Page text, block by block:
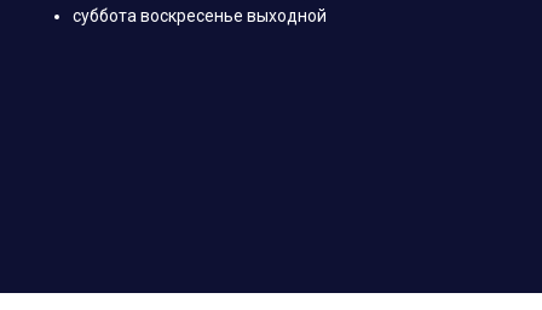
суббота воскресенье выходной